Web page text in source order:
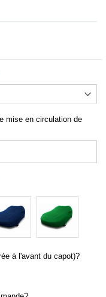
mise en circulation de
à l'avant du capot)?